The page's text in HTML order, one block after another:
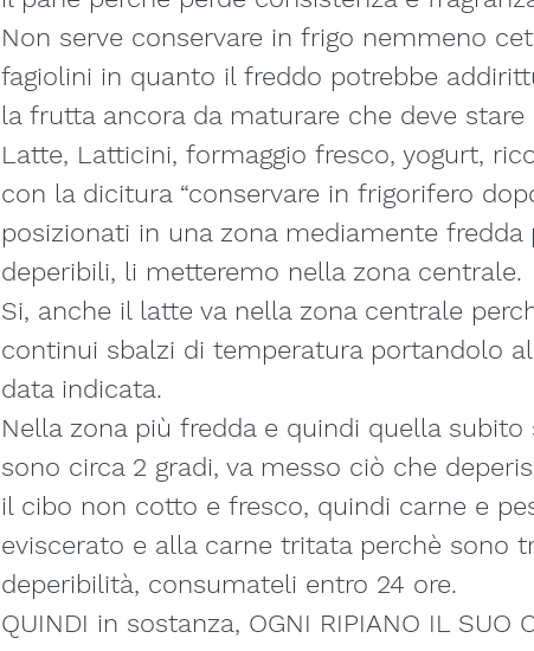
Non serve conservare in frigo nemmeno
fagiolini in quanto il freddo potrebbe
la frutta ancora da maturare che deve
Latte, Latticini, formaggio fresco, yogurt,
con la dicitura “conservare in frigorifero
posizionati in una zona mediamente
deperibili, li metteremo nella zona centrale.
Si, anche il latte va nella zona centrale
continui sbalzi di temperatura portandolo
data indicata.
Nella zona più fredda e quindi quella subito
sono circa 2 gradi, va messo ciò che
il cibo non cotto e fresco, quindi carne e
eviscerato e alla carne tritata perchè sono
deperibilità, consumateli entro 24 ore.
QUINDI in sostanza, OGNI RIPIANO IL SUO